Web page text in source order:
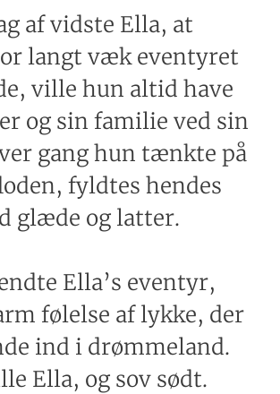
af vidste Ella, at
langt væk eventyret
ville hun altid have
og sin familie ved sin
gang hun tænkte på
fyldtes hendes
glæde og latter.
Ella’s eventyr,
følelse af lykke, der
ind i drømmeland.
Ella, og sov sødt.